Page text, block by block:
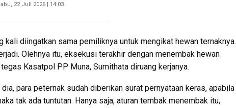
22 Juli 2026 | 14:03
kali diingatkan sama pemiliknya untuk mengikat hewan ternaknya.
Olehnya itu, eksekusi terakhir dengan menembak hewan
tegas Kasatpol PP Muna, Sumithata diruang kerjanya.
dia, para peternak sudah diberikan surat pernyataan keras, apabila
tak ada tuntutan. Hanya saja, aturan tembak menembak itu,